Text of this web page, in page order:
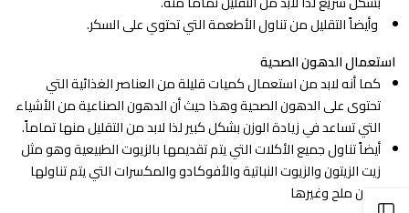
وأيضاً التقليل من تناول الأطعمة التي تحتوي على السكر.
استعمال الدهون الصحية
كما أنه لابد من استعمال كميات قليلة من العناصر الغذائية التي
تحتوى على الدهون الصحية وهذا حيث أن الدهون الصناعية من الأشياء
التي تساعد في زيادة الوزن بشكل كبير لذا لابد من التقليل منها تماماً.
أيضاً تناول جميع الأكلات التي يتم تقديمها بالزيوت الطبيعية وهو مثل
زيت الزيتون والزيوت النباتية والأفوكادو والمكسرات التي يتم تناولها
بدون ملح وغيرها